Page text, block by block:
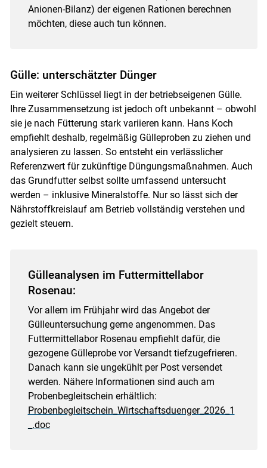
Anionen-Bilanz) der eigenen Rationen berechnen
möchten, diese auch tun können.
Gülle: unterschätzter Dünger
Ein weiterer Schlüssel liegt in der betriebseigenen Gülle.
Ihre Zusammensetzung ist jedoch oft unbekannt – obwohl
sie je nach Fütterung stark variieren kann. Hans Koch
empfiehlt deshalb, regelmäßig Gülleproben zu ziehen und
analysieren zu lassen. So entsteht ein verlässlicher
Referenzwert für zukünftige Düngungsmaßnahmen. Auch
das Grundfutter selbst sollte umfassend untersucht
werden – inklusive Mineralstoffe. Nur so lässt sich der
Nährstoffkreislauf am Betrieb vollständig verstehen und
gezielt steuern.
Gülleanalysen im Futtermittellabor
Rosenau:
Vor allem im Frühjahr wird das Angebot der
Gülleuntersuchung gerne angenommen. Das
Futtermittellabor Rosenau empfiehlt dafür, die
gezogene Gülleprobe vor Versandt tiefzugefrieren.
Danach kann sie ungekühlt per Post versendet
werden. Nähere Informationen sind auch am
Probenbegleitschein erhältlich:
Probenbegleitschein_Wirtschaftsduenger_2026_1
_.doc